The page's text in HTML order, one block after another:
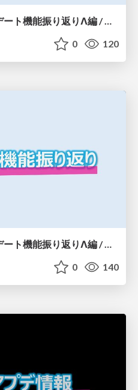
【Λ（らむだ）】アップデート機能振り返りΛ編 / PADjp20260629
0 120
【Λ（らむだ）】アップデート機能振り返りΛ編 / PADjp20260429
0 140